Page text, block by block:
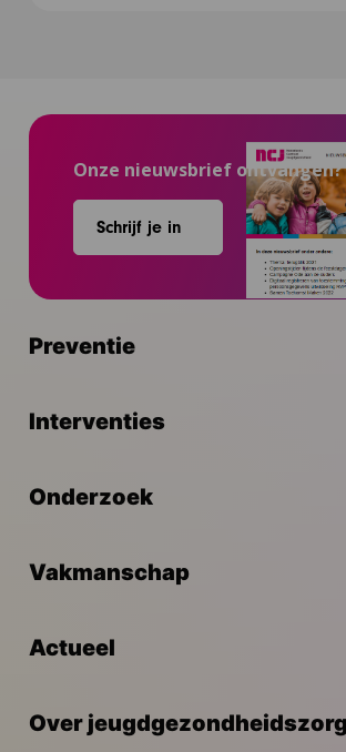
Onze nieuwsbrief ontvangen?
Schrijf je in
Preventie
Interventies
Onderzoek
Vakmanschap
Actueel
Over jeugdgezondheidszorg